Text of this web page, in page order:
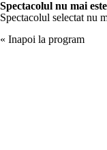
Spectacolul nu mai
Spectacolul selectat nu
« Inapoi la program